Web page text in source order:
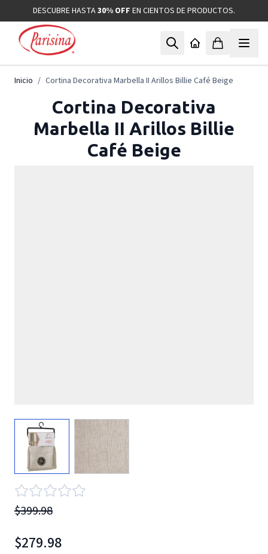
Ir al contenidoDESCUBRE HASTA30% OFF EN CIENTOS DE PRODUCTOS.
Inicio / Cortina Decorativa Marbella II Arillos Billie Café Beige
Cortina Decorativa
Marbella II Arillos Billie
Café Beige
View larger image
$399.98
$279.98